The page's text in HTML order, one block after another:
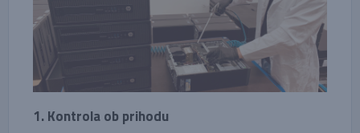
1. Kontrola ob prihodu